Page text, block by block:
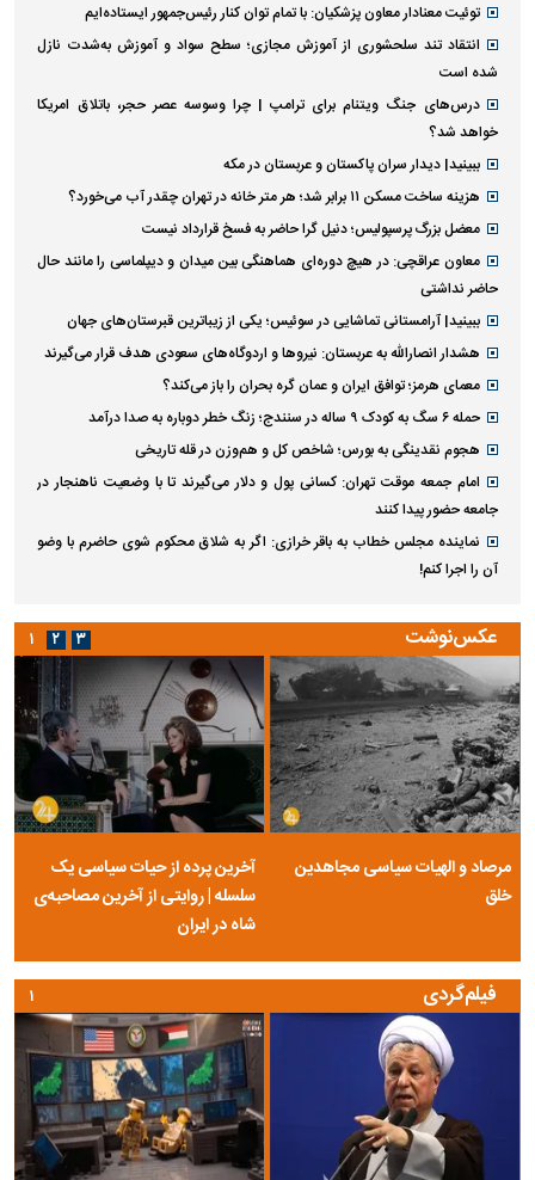
توئیت معنادار معاون پزشکیان: با تمام توان کنار رئیس‌جمهور ایستاده‌ایم
انتقاد تند سلحشوری از آموزش مجازی؛ سطح سواد و آموزش به‌شدت نازل
شده است
درس‌های جنگ ویتنام برای ترامپ | چرا وسوسه عصر حجر، باتلاق امریکا
خواهد شد؟
ببینید| دیدار سران پاکستان و عربستان در مکه
هزینه ساخت مسکن ۱۱ برابر شد؛ هر متر خانه در تهران چقدر آب می‌خورد؟
معضل بزرگ پرسپولیس؛ دنیل گرا حاضر به فسخ قرارداد نیست
معاون عراقچی: در هیچ دوره‌ای هماهنگی بین میدان و دیپلماسی را مانند حال
حاضر نداشتی
ببینید| آرامستانی تماشایی در سوئیس؛ یکی از زیباترین قبرستان‌های جهان
هشدار انصارالله به عربستان: نیروها و اردوگاه‌های سعودی هدف قرار می‌گیرند
معمای هرمز؛ توافق ایران و عمان گره بحران را باز می‌کند؟
حمله ۶ سگ به کودک ۹ ساله در سنندج؛ زنگ خطر دوباره به صدا درآمد
هجوم نقدینگی به بورس؛ شاخص کل و هم‌وزن در قله تاریخی
امام جمعه موقت تهران: کسانی پول و دلار می‌گیرند تا با وضعیت ناهنجار در
جامعه حضور پیدا کنند
نماینده مجلس خطاب به باقر خرازی: اگر به شلاق محکوم شوی حاضرم با وضو
آن را اجرا کنم!
عکس‌نوشت
مرصاد و الهیات سیاسی مجاهدین
خلق
آخرین پرده از حیات سیاسی یک
سلسله | روایتی از آخرین مصاحبه‌ی
شاه در ایران
۱ ۲ ۳
فیلم‌گردی ۱